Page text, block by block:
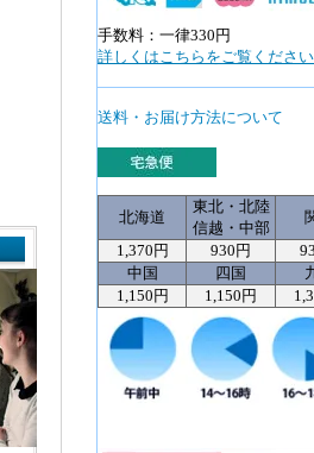
手数料：一律330円
詳しくはこちらをご覧くださ
送料・お届け方法について
北海道
東北・北陸
信越・中部
1,370円
930円
中国
四国
1,150円
1,150円